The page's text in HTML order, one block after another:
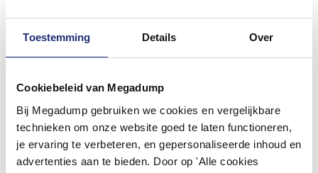
Toestemming Details Over
Cookiebeleid van Megadump
Bij Megadump gebruiken we cookies en vergelijkbare
technieken om onze website goed te laten functioneren,
je ervaring te verbeteren, en gepersonaliseerde inhoud en
advertenties aan te bieden. Door op 'Alle cookies
#mijndroombadkamer
Wij geloven in de kracht van delen. Deel jouw
badkamer op Instagram met #mijndroombadkamer
en tag @megadumpnl. Samen bouwen we een
inspirerende omgeving vol met unieke